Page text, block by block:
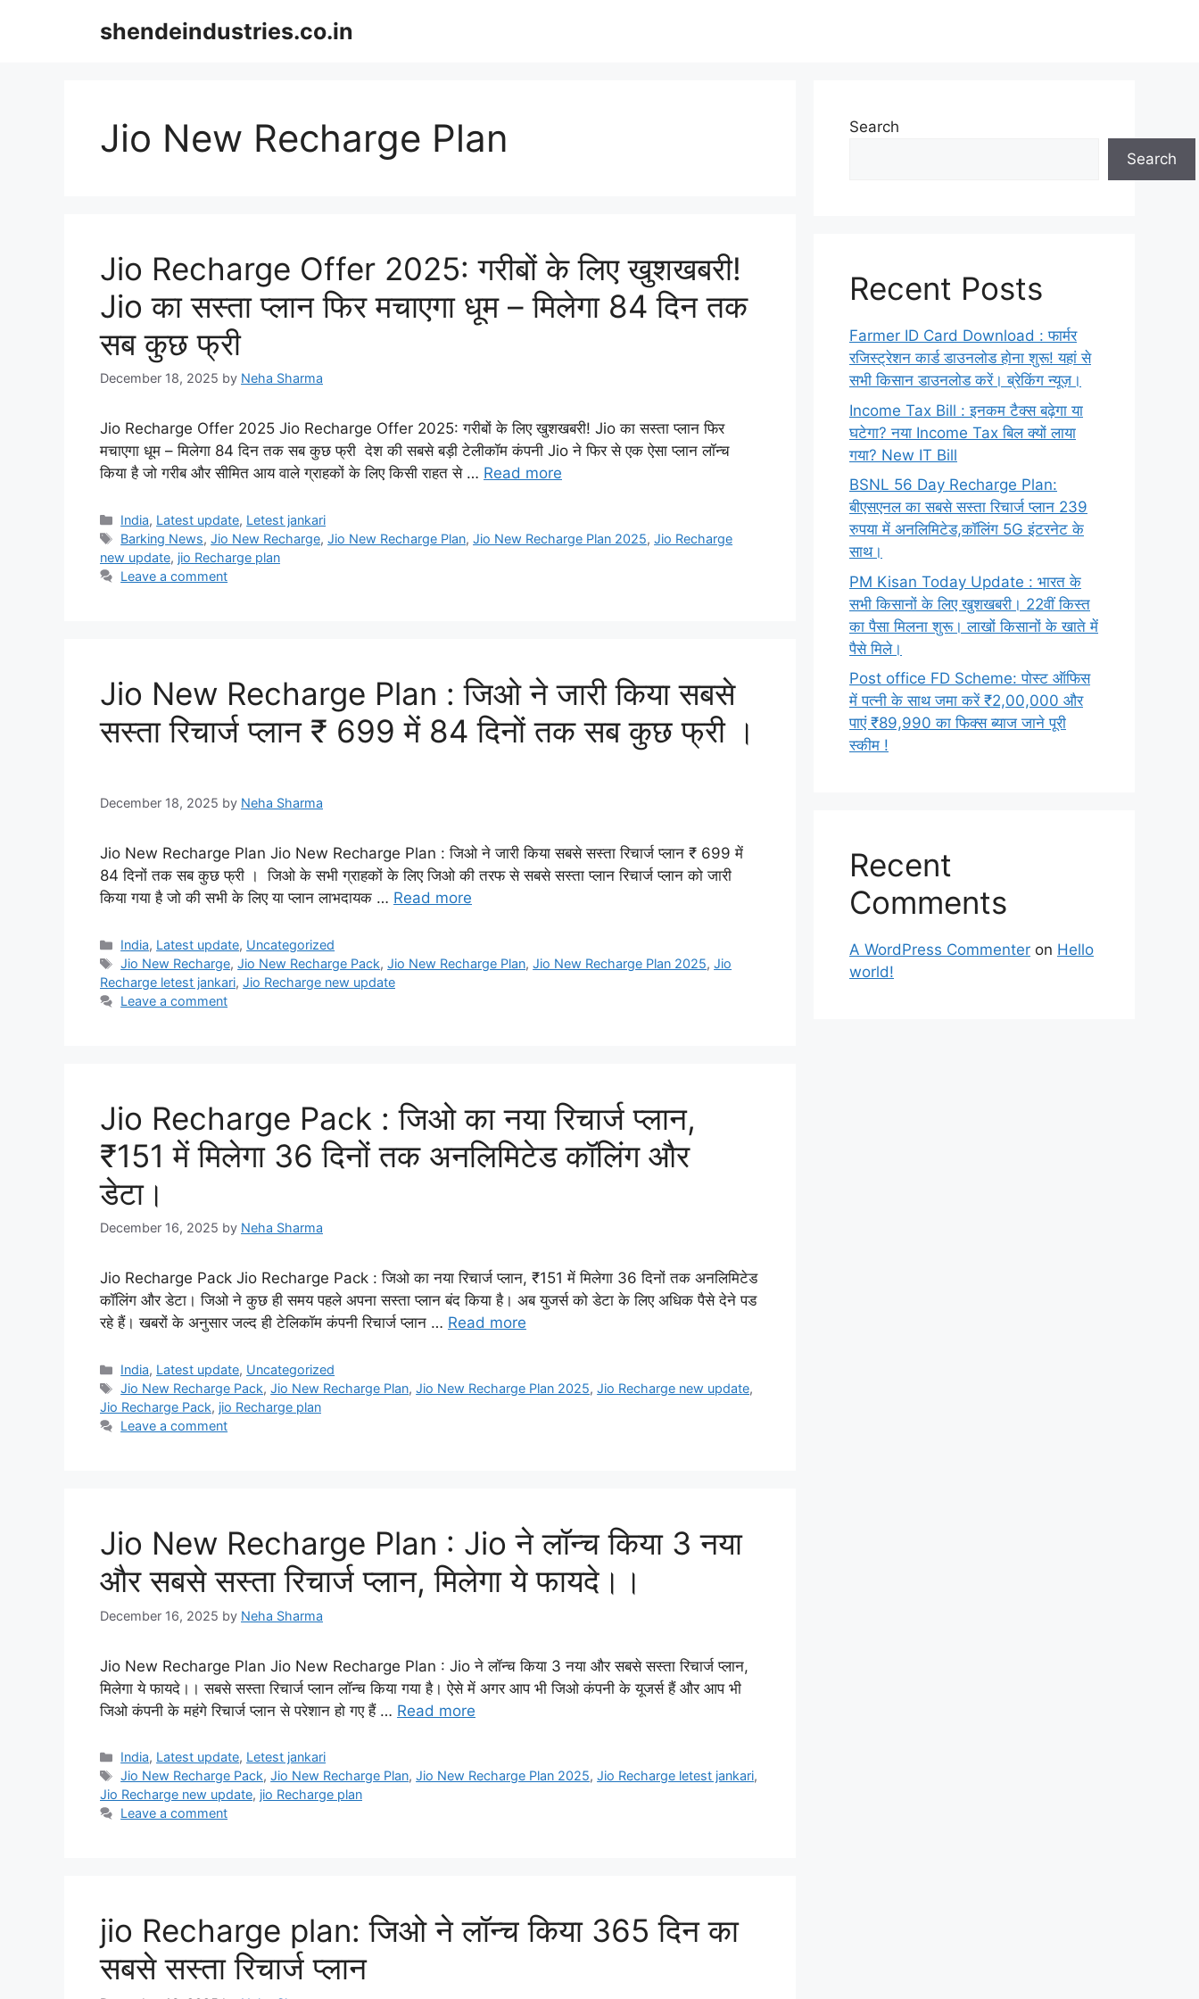
shendeindustries.co.in
Jio New Recharge Plan
Jio Recharge Offer 2025: गरीबों के लिए खुशखबरी!
Jio का सस्ता प्लान फिर मचाएगा धूम – मिलेगा 84 दिन तक
सब कुछ फ्री
December 18, 2025 by Neha Sharma
Jio Recharge Offer 2025 Jio Recharge Offer 2025: गरीबों के लिए खुशखबरी! Jio का सस्ता प्लान फिर
मचाएगा धूम – मिलेगा 84 दिन तक सब कुछ फ्री देश की सबसे बड़ी टेलीकॉम कंपनी Jio ने फिर से एक ऐसा प्लान लॉन्च
किया है जो गरीब और सीमित आय वाले ग्राहकों के लिए किसी राहत से … Read more
Categories
India, Latest update, Letest jankari
Tags
Barking News,Jio New Recharge,Jio New Recharge Plan,Jio New Recharge Plan 2025,Jio Recharge
new update, jio Recharge plan
Leave a comment
Jio New Recharge Plan : जिओ ने जारी किया सबसे
सस्ता रिचार्ज प्लान ₹ 699 में 84 दिनों तक सब कुछ फ्री ।
December 18, 2025 by Neha Sharma
Jio New Recharge Plan Jio New Recharge Plan : जिओ ने जारी किया सबसे सस्ता रिचार्ज प्लान ₹ 699 में
84 दिनों तक सब कुछ फ्री । जिओ के सभी ग्राहकों के लिए जिओ की तरफ से सबसे सस्ता प्लान रिचार्ज प्लान को जारी
किया गया है जो की सभी के लिए या प्लान लाभदायक … Read more
Categories
India, Latest update, Uncategorized
Tags
Jio New Recharge,Jio New Recharge Pack,Jio New Recharge Plan,Jio New Recharge Plan 2025,Jio
Recharge letest jankari, Jio Recharge new update
Leave a comment
Jio Recharge Pack : जिओ का नया रिचार्ज प्लान,
₹151 में मिलेगा 36 दिनों तक अनलिमिटेड कॉलिंग और
डेटा।
December 16, 2025 by Neha Sharma
Jio Recharge Pack Jio Recharge Pack : जिओ का नया रिचार्ज प्लान, ₹151 में मिलेगा 36 दिनों तक अनलिमिटेड
कॉलिंग और डेटा। जिओ ने कुछ ही समय पहले अपना सस्ता प्लान बंद किया है। अब युजर्स को डेटा के लिए अधिक पैसे देने पड
रहे हैं। खबरों के अनुसार जल्द ही टेलिकाॅम कंपनी रिचार्ज प्लान … Read more
Categories
India, Latest update, Uncategorized
Tags
Jio New Recharge Pack,Jio New Recharge Plan,Jio New Recharge Plan 2025,Jio Recharge new update,
Jio Recharge Pack, jio Recharge plan
Leave a comment
Jio New Recharge Plan : Jio ने लॉन्च किया 3 नया
और सबसे सस्ता रिचार्ज प्लान, मिलेगा ये फायदे।।
December 16, 2025 by Neha Sharma
Jio New Recharge Plan Jio New Recharge Plan : Jio ने लॉन्च किया 3 नया और सबसे सस्ता रिचार्ज प्लान,
मिलेगा ये फायदे।। सबसे सस्ता रिचार्ज प्लान लॉन्च किया गया है। ऐसे में अगर आप भी जिओ कंपनी के यूजर्स हैं और आप भी
जिओ कंपनी के महंगे रिचार्ज प्लान से परेशान हो गए हैं … Read more
Categories
India, Latest update, Letest jankari
Tags
Jio New Recharge Pack,Jio New Recharge Plan,Jio New Recharge Plan 2025,Jio Recharge letest jankari,
Jio Recharge new update, jio Recharge plan
Leave a comment
jio Recharge plan: जिओ ने लॉन्च किया 365 दिन का
सबसे सस्ता रिचार्ज प्लान
Search
Search
Recent Posts
Farmer ID Card Download : फार्मर
रजिस्ट्रेशन कार्ड डाउनलोड होना शुरू! यहां से
सभी किसान डाउनलोड करें। ब्रेकिंग न्यूज़।
Income Tax Bill : इनकम टैक्स बढ़ेगा या
घटेगा? नया Income Tax बिल क्यों लाया
गया? New IT Bill
BSNL 56 Day Recharge Plan:
बीएसएनल का सबसे सस्ता रिचार्ज प्लान 239
रुपया में अनलिमिटेड,कॉलिंग 5G इंटरनेट के
साथ।
PM Kisan Today Update : भारत के
सभी किसानों के लिए खुशखबरी। 22वीं किस्त
का पैसा मिलना शुरू। लाखों किसानों के खाते में
पैसे मिले।
Post office FD Scheme: पोस्ट ऑफिस
में पत्नी के साथ जमा करें ₹2,00,000 और
पाएं ₹89,990 का फिक्स ब्याज जाने पूरी
स्कीम !
Recent
Comments
A WordPress Commenter on Hello
world!